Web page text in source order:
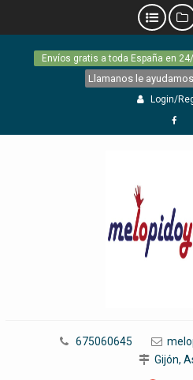
Envíos gratis a toda España en
Llamanos le
Login/
675060645
Gijón,